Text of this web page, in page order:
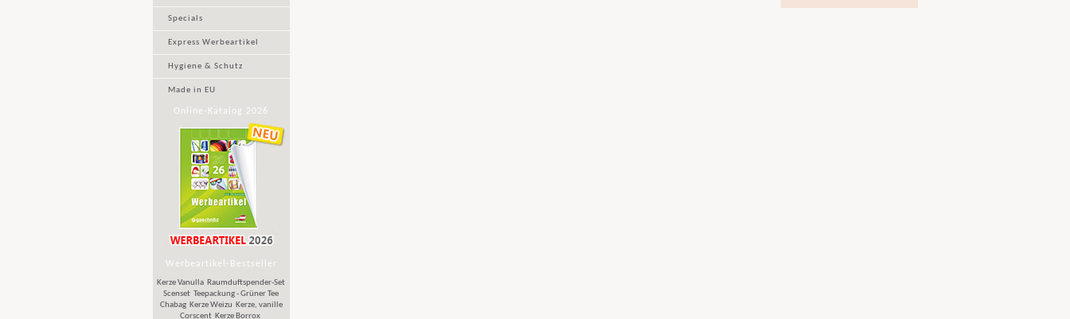
Specials
Express Werbeartikel
Hygiene & Schutz
Made in EU
Online-Katalog 2026
Werbeartikel-Bestseller
Kerze Vanulla Raumduftspender-Set
Scenset Teepackung - Grüner Tee
Chabag Kerze Weizu Kerze, vanille
Corscent Kerze Borrox